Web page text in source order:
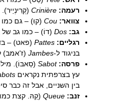
רעמה: Crinière
צוואר: Cou(קוּ) – גם כמו
גב: Dos(דוֹ) – כמו גב של
רגליים: Pattes(פאט) –
בניגוד ל-Jambes(ז'אמב)
פרסה: Sabot(סַאבּוֹ).
עץ בצרפתית נקראים
בין השניים, אבל זה כבר
זנב: Queue(קֵהּ. קצת כמו